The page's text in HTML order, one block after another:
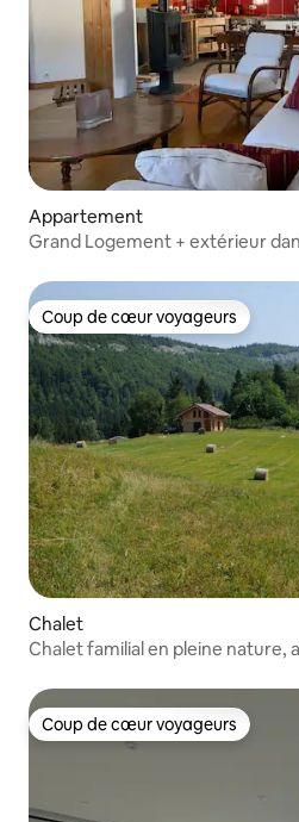
Appartement
Coup de cœur voyageurs
Coup de cœur voyageurs
Chalet
Chalet familial en pleine nature,
Coup de cœur voyageurs
Coup de cœur voyageurs